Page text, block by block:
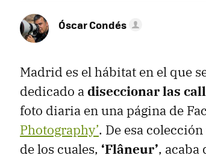
Óscar Condés
Madrid es el hábitat en el que
dedicado adiseccionar las
foto diaria en una página de
Photography’. De esa
de los cuales, ‘Flâneur’, acaba